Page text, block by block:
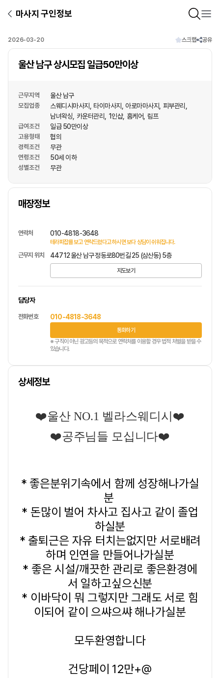
마사지 구인정보
2026-03-20 스크랩 공유
울산 남구 상시모집 일급50만이상
근무지역 울산 남구
모집업종 스웨디시마사지 타이마사지 아로마마사지
피부관리
남녀왁싱 카운터관리 1인샵 홈케어 림프
급여조건 일급 50만이상
고용형태 협의
경력조건 무관
연령조건 50세 이하
성별조건 무관
매장정보
상호명
연락처 010-4818-3648
테라피잡를 보고 연락드렸다고 하시면 보다 상담이 쉬워집니다.
근무지 위치 44712 울산 남구 정동로80번길 25 (삼산동) 5층
지도보기
담당자
전화번호 010-4818-3648
통화하기
※ 구직이 아닌 광고등의 목적으로 연락처를 이용할 경우 법적 처벌을 받을 수
있습니다.
상세정보
❤️울산 NO.1 벨라스웨디시 ❤️
❤️공주님들 모십니다❤️
* 좋은분위기속에서 함께 성장해나가실
분
* 돈많이 벌어 차사고 집사고 같이 졸업
하실분
* 출퇴근은 자유 터치는없지만 서로배려
하며 인연을 만들어나가실분
* 좋은 시설/깨끗한 관리로 좋은환경에
서 일하고싶으신분
* 이바닥이 뭐 그렇지만 그래도 서로 힘
이되어 같이 으쌰으쌰 해나가실분
모두환영합니다
건당페이 12만+@